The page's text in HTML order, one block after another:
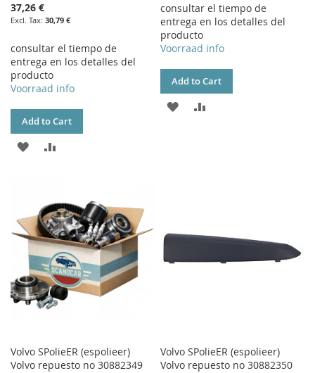
37,26 €
30,79 €
consultar el tiempo de
entrega en los detalles del
producto
Voorraad info
Add to Cart
ADD
LIST
consultar el tiempo de
entrega en los detalles del
producto
Voorraad info
Add to Cart
ADD
Volvo SPolieER (espolieer)
Volvo repuesto no 30882349
Volvo SPolieER (espolieer)
Volvo repuesto no 30882350